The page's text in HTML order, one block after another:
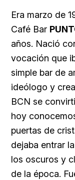
Era marzo de
Café Bar
años. Nació
vocación que
simple bar de
ideólogo y
BCN se
hoy
puertas de
dejaba entrar
los oscuros y
de la época.